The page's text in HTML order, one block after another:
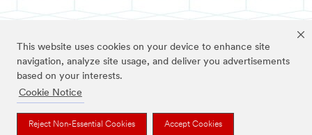
This website uses cookies on your device to enhance site
navigation, analyze site usage, and deliver you advertisements
based on your interests.
Cookie Notice
Reject Non-Essential Cookies Accept Cookies
3M och Nexcare™ är varumärken som tillhör 3M.